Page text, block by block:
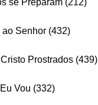
se Preparam (212)
Senhor (432)
Prostrados (439)
Vou (332)